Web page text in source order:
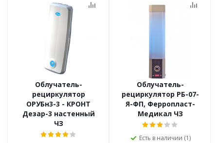
Облучатель-
рециркулятор
ОРУБн3-3 - КРОНТ
Дезар-3 настенный
ЧЗ
Облучатель-
рециркулятор РБ-07-
Я-ФП, Ферропласт-
Медикал ЧЗ
Есть в наличии (1)